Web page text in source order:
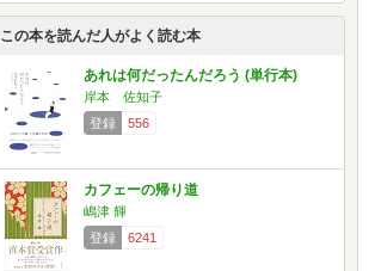
この本を読んだ人がよく読む本
あれは何だったんだろう (単行本)
岸本 佐知子
登録
556
カフェーの帰り道
嶋津 輝
登録
6241